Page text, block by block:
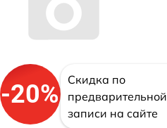
-20%
Скидка по
предварительной
записи на сайте